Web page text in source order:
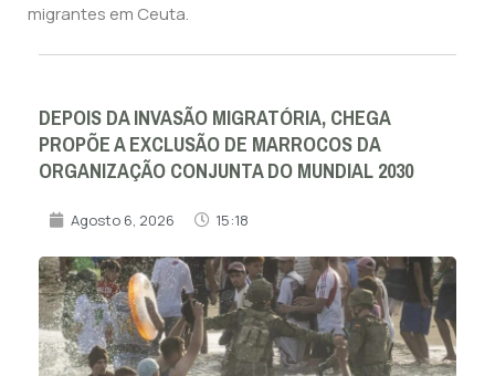
migrantes em Ceuta.
DEPOIS DA INVASÃO MIGRATÓRIA, CHEGA
PROPÕE A EXCLUSÃO DE MARROCOS DA
ORGANIZAÇÃO CONJUNTA DO MUNDIAL 2030
Agosto 6, 2026 15:18